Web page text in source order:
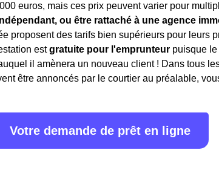
euros, mais ces prix peuvent varier pour
ou être rattaché à une agence
proposent des tarifs bien supérieurs pour leurs
estgratuite pour l'emprunteur puisque
il amènera un nouveau client ! Dans tous
être annoncés par le courtier au préalable,
Votre demande de prêt en ligne